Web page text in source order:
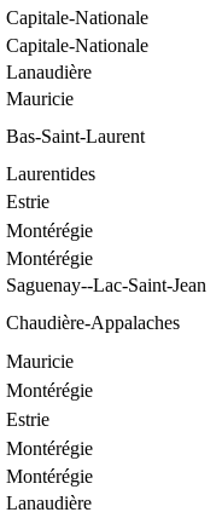
Capitale-Nationale
Capitale-Nationale
Lanaudière
Mauricie
Bas-Saint-Laurent
Laurentides
Estrie
Montérégie
Montérégie
Saguenay--Lac-Saint-Jean
Chaudière-Appalaches
Mauricie
Montérégie
Estrie
Montérégie
Montérégie
Lanaudière